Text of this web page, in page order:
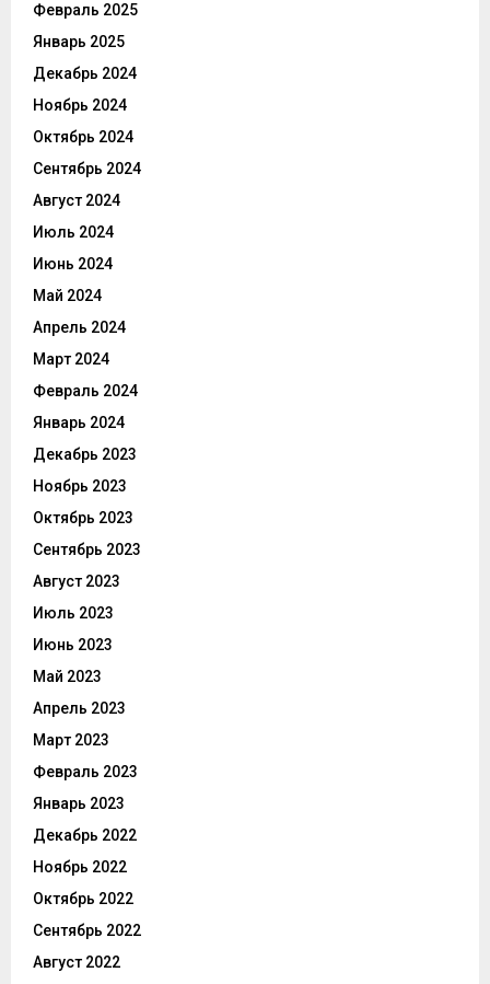
Февраль 2025
Январь 2025
Декабрь 2024
Ноябрь 2024
Октябрь 2024
Сентябрь 2024
Август 2024
Июль 2024
Июнь 2024
Май 2024
Апрель 2024
Март 2024
Февраль 2024
Январь 2024
Декабрь 2023
Ноябрь 2023
Октябрь 2023
Сентябрь 2023
Август 2023
Июль 2023
Июнь 2023
Май 2023
Апрель 2023
Март 2023
Февраль 2023
Январь 2023
Декабрь 2022
Ноябрь 2022
Октябрь 2022
Сентябрь 2022
Август 2022